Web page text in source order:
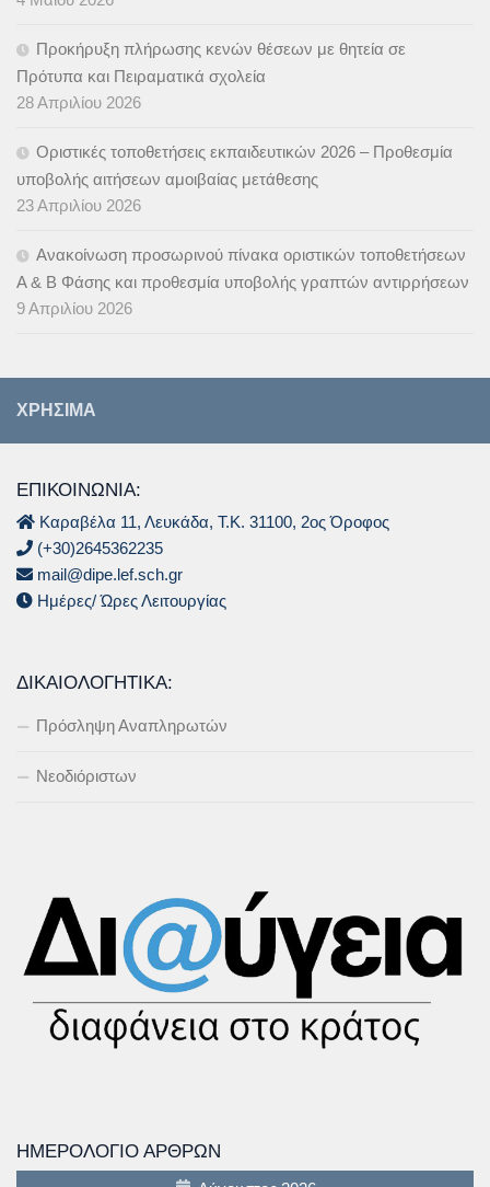
Προκήρυξη πλήρωσης κενών θέσεων με θητεία σε
Πρότυπα και Πειραματικά σχολεία
28 Απριλίου 2026
Οριστικές τοποθετήσεις εκπαιδευτικών 2026 – Προθεσμία
υποβολής αιτήσεων αμοιβαίας μετάθεσης
23 Απριλίου 2026
Ανακοίνωση προσωρινού πίνακα οριστικών τοποθετήσεων
Α & B Φάσης και προθεσμία υποβολής γραπτών αντιρρήσεων
9 Απριλίου 2026
ΧΡΉΣΙΜΑ
ΕΠΙΚΟΙΝΩΝΙΑ:
Καραβέλα 11, Λευκάδα, Τ.Κ. 31100, 2ος Όροφος
(+30)2645362235
mail@dipe.lef.sch.gr
Ημέρες/ Ώρες Λειτουργίας
ΔΙΚΑΙΟΛΟΓΗΤΙΚΆ:
Πρόσληψη Αναπληρωτών
Νεοδιόριστων
ΗΜΕΡΟΛΌΓΙΟ ΆΡΘΡΩΝ